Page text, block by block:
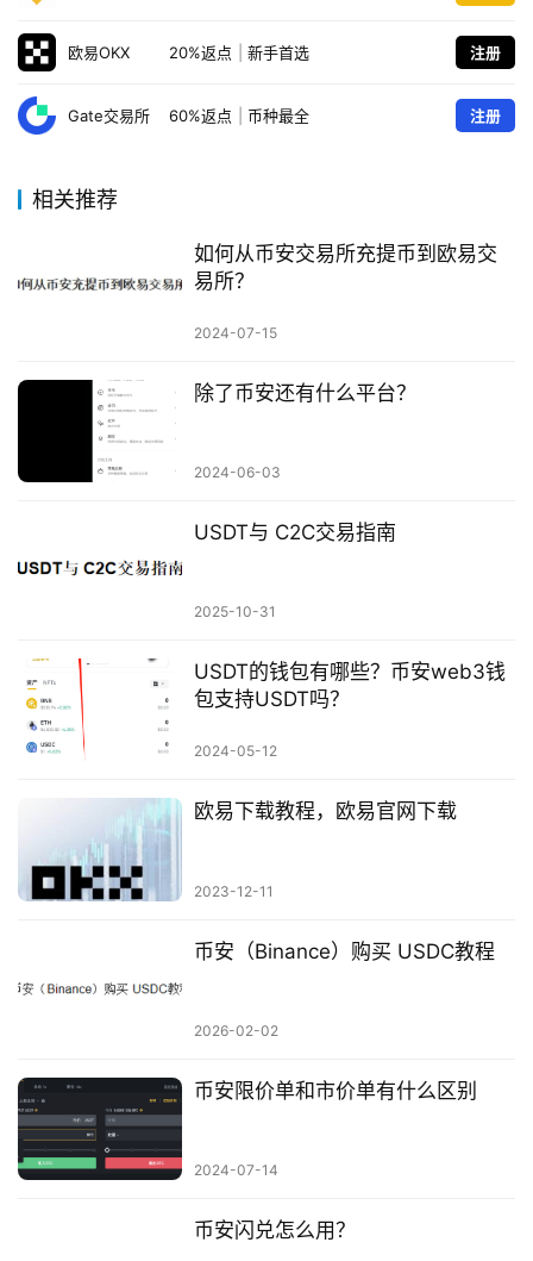
欧易OKX 20%返点 新手首选 注册
Gate交易所 60%返点 币种最全 注册
相关推荐
如何从币安交易所充提币到欧易交
易所？
2024-07-15
除了币安还有什么平台？
2024-06-03
USDT与 C2C交易指南
2025-10-31
USDT的钱包有哪些？币安web3钱
包支持USDT吗？
2024-05-12
欧易下载教程，欧易官网下载
2023-12-11
币安（Binance）购买 USDC教程
2026-02-02
币安限价单和市价单有什么区别
2024-07-14
币安闪兑怎么用？